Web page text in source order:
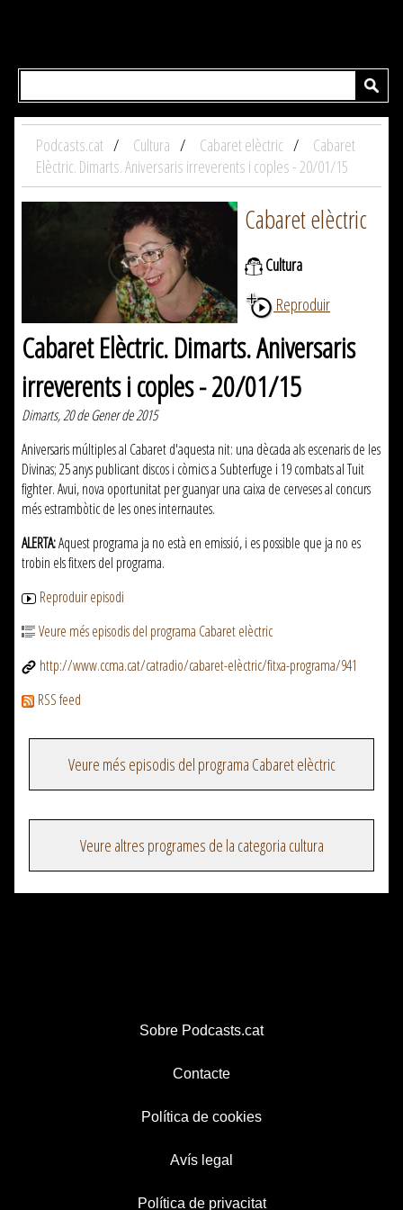
Podcasts.cat Cultura Cabaret elèctric
Cabaret
Elèctric. Dimarts. Aniversaris irreverents i coples - 20/01/15
Cabaret elèctric
Cultura
Reproduir
Cabaret Elèctric. Dimarts. Aniversaris
irreverents i coples - 20/01/15
Dimarts, 20 de Gener de 2015
Aniversaris múltiples al Cabaret d'aquesta nit: una dècada als escenaris de les
Divinas; 25 anys publicant discos i còmics a Subterfuge i 19 combats al Tuit
fighter. Avui, nova oportunitat per guanyar una caixa de cerveses al concurs
més estrambòtic de les ones internautes.
ALERTA:Aquest programa ja no està en emissió, i es possible que ja no es
trobin els fitxers del programa.
Reproduir episodi
Veure més episodis del programa Cabaret elèctric
http://www.ccma.cat/catradio/cabaret-elèctric/fitxa-programa/941
RSS feed
Veure més episodis del programa Cabaret elèctric
Veure altres programes de la categoria cultura
Sobre Podcasts.cat
Contacte
Política de cookies
Avís legal
Política de privacitat